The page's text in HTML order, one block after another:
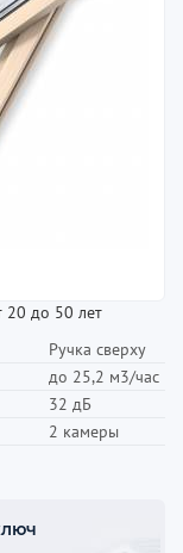
20 до 50 лет
Ручка сверху
до 25,2 м3/час
32 дБ
2 камеры